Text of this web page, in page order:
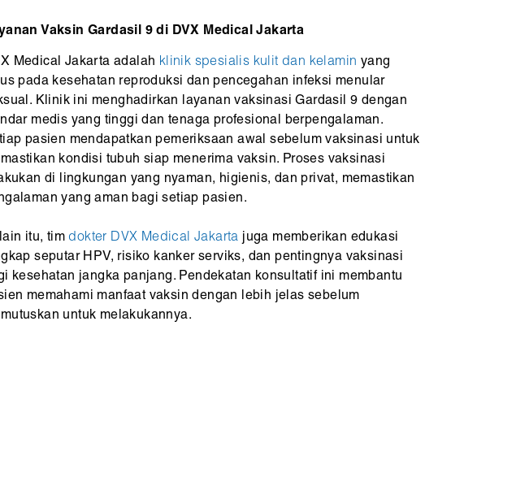
Vaksin Gardasil 9 di DVX Medical Jakarta
Medical Jakarta adalah klinik spesialis kulit dan kelamin yang
pada kesehatan reproduksi dan pencegahan infeksi menular
Klinik ini menghadirkan layanan vaksinasi Gardasil 9 dengan
medis yang tinggi dan tenaga profesional berpengalaman.
pasien mendapatkan pemeriksaan awal sebelum vaksinasi untuk
kondisi tubuh siap menerima vaksin. Proses vaksinasi
di lingkungan yang nyaman, higienis, dan privat, memastikan
yang aman bagi setiap pasien.
itu, tim dokter DVX Medical Jakarta juga memberikan edukasi
seputar HPV, risiko kanker serviks, dan pentingnya vaksinasi
kesehatan jangka panjang. Pendekatan konsultatif ini membantu
memahami manfaat vaksin dengan lebih jelas sebelum
untuk melakukannya.